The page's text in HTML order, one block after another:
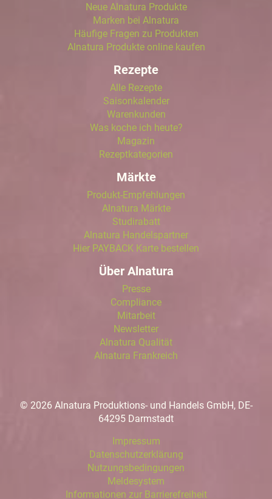
Neue Alnatura Produkte
Marken bei Alnatura
Häufige Fragen zu Produkten
Alnatura Produkte online kaufen
Rezepte
Alle Rezepte
Saisonkalender
Warenkunden
Was koche ich heute?
Magazin
Rezeptkategorien
Märkte
Produkt-Empfehlungen
Alnatura Märkte
Studirabatt
Alnatura Handelspartner
Hier PAYBACK Karte bestellen
Über Alnatura
Presse
Compliance
Mitarbeit
Newsletter
Alnatura Qualität
Alnatura Frankreich
© 2026 Alnatura Produktions- und Handels GmbH, DE-
64295 Darmstadt
Impressum
Datenschutzerklärung
Nutzungsbedingungen
Meldesystem
Informationen zur Barrierefreiheit